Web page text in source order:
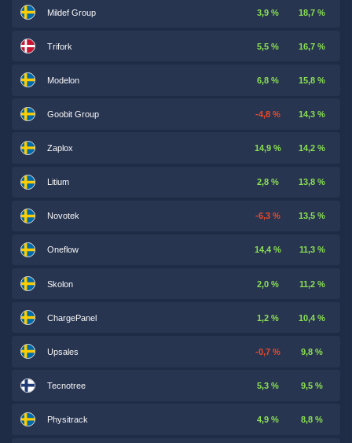
Mildef Group 3,9 % 18,7 %
Trifork 5,5 % 16,7 %
Modelon 6,8 % 15,8 %
Goobit Group -4,8 % 14,3 %
Zaplox 14,9 % 14,2 %
Litium 2,8 % 13,8 %
Novotek -6,3 % 13,5 %
Oneflow 14,4 % 11,3 %
Skolon 2,0 % 11,2 %
ChargePanel 1,2 % 10,4 %
Upsales -0,7 % 9,8 %
Tecnotree 5,3 % 9,5 %
Physitrack 4,9 % 8,8 %